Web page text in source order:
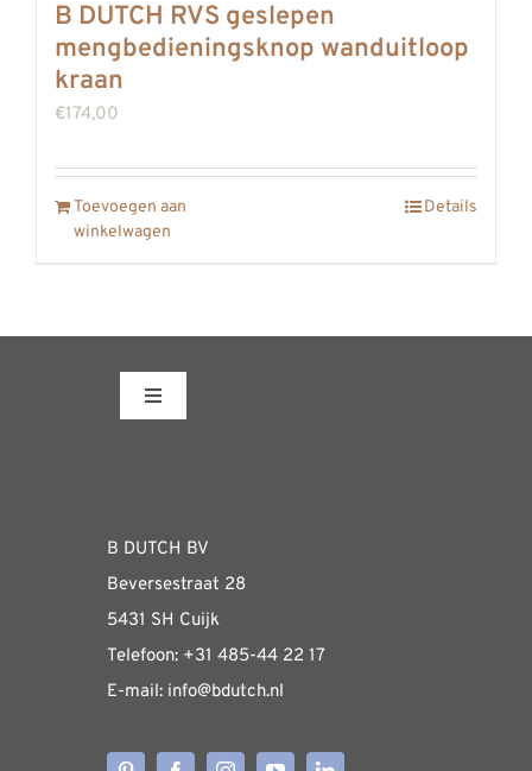
B DUTCH RVS geslepen
mengbedieningsknop wanduitloop
kraan
€174,00
Toevoegen aan
winkelwagen
Details
Toggle
WEBSHOP
Algemene informatie &
Verzendkosten
B DUTCH BV
Beversestraat 28
5431 SH Cuijk
Telefoon: +31 485-44 22 17
E-mail: info@bdutch.nl